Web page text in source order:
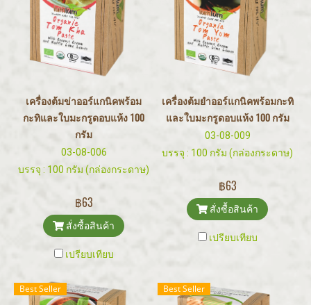
เครื่องต้มข่าออร์แกนิคพร้อม
กะทิและใบมะกรูดอบแห้ง 100
กรัม
03-08-006
บรรจุ : 100 กรัม (กล่องกระดาษ)
฿63
สั่งซื้อสินค้า
เปรียบเทียบ
เครื่องต้มยำออร์แกนิคพร้อมกะทิ
และใบมะกรูดอบแห้ง 100 กรัม
03-08-009
บรรจุ : 100 กรัม (กล่องกระดาษ)
฿63
สั่งซื้อสินค้า
เปรียบเทียบ
Best Seller Best Seller